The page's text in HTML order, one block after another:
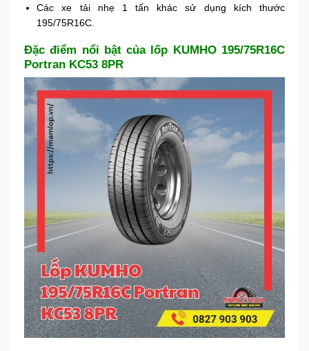
Các xe tải nhẹ 1 tấn khác sử dụng kích thước
195/75R16C.
Đặc điểm nổi bật của lốp KUMHO 195/75R16C
Portran KC53 8PR